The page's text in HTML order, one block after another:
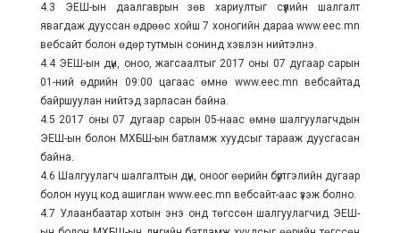
4.3 ЭЕШ-ын даалгаврын зөв хариултыг сүүлийн шалгалт
явагдаж дууссан өдрөөс хойш 7 хоногийн дараа www.eec.mn
вебсайт болон өдөр тутмын сонинд хэвлэн нийтэлнэ.
4.4 ЭЕШ-ын дүн, оноо, жагсаалтыг 2017 оны 07 дугаар сарын
01-ний өдрийн 09:00 цагаас өмнө www.eec.mn вебсайтад
байршуулан нийтэд зарласан байна.
4.5 2017 оны 07 дугаар сарын 05-наас өмнө шалгуулагчдын
ЭЕШ-ын болон МХБШ-ын батламж хуудсыг тарааж дуусгасан
байна.
4.6 Шалгуулагч шалгалтын дүн, оноог өөрийн бүртгэлийн дугаар
болон нууц код ашиглан www.eec.mn вебсайт-аас үзэж болно.
4.7 Улаанбаатар хотын энэ онд төгссөн шалгуулагчид ЭЕШ-